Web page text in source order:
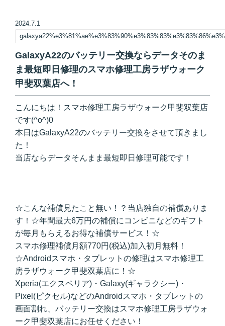
2024.7.1
GalaxyA22のバッテリー交換ならデータそのま
ま最短即日修理のスマホ修理工房ラザウォーク
甲斐双葉店へ！
こんにちは！スマホ修理工房ラザウォーク甲斐双葉店
です(^o^)0
本日はGalaxyA22のバッテリー交換をさせて頂きまし
た！
当店ならデータそんまま最短即日修理可能です！
☆こんな補償見たこと無い！？当店独自の補償ありま
す！☆年間最大6万円の補償にコンビニなどのギフト
が毎月もらえるお得な補償サービス！☆
スマホ修理補償月額770円(税込)加入初月無料！
☆Androidスマホ・タブレットの修理はスマホ修理工
房ラザウォーク甲斐双葉店に！☆
Xperia(エクスペリア)・Galaxy(ギャラクシー)・
Pixel(ピクセル)などのAndroidスマホ・タブレットの
画面割れ、バッテリー交換はスマホ修理工房ラザウォ
ーク甲斐双葉店にお任せください！